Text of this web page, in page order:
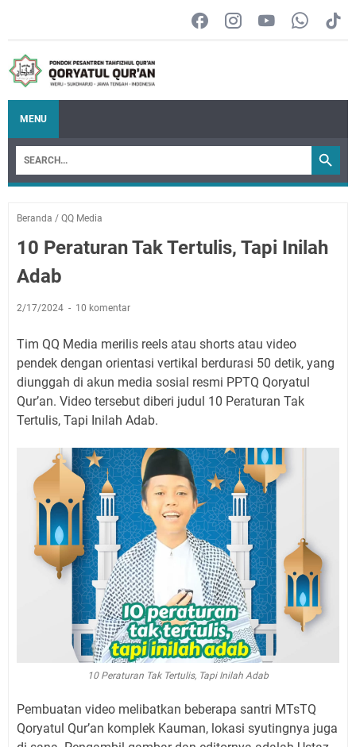
MENU
Beranda / QQ Media
10 Peraturan Tak Tertulis, Tapi Inilah
Adab
2/17/2024 10 komentar
Tim QQ Media merilis reels atau shorts atau video
pendek dengan orientasi vertikal berdurasi 50 detik, yang
diunggah di akun media sosial resmi PPTQ Qoryatul
Qur’an. Video tersebut diberi judul 10 Peraturan Tak
Tertulis, Tapi Inilah Adab.
10 Peraturan Tak Tertulis, Tapi Inilah Adab
Pembuatan video melibatkan beberapa santri MTsTQ
Qoryatul Qur’an komplek Kauman, lokasi syutingnya juga